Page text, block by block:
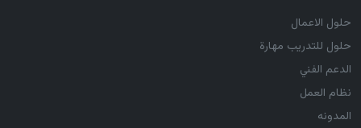
حلول الاعمال
حلول للتدريب مهارة
الدعم الفني
نظام العمل
المدونه